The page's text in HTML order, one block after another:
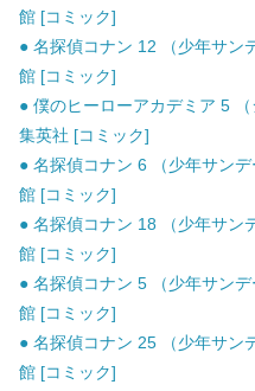
館 [コミック]
● 名探偵コナン 12 （少年サン
館 [コミック]
● 僕のヒーローアカデミア 5
集英社 [コミック]
● 名探偵コナン 6 （少年サン
館 [コミック]
● 名探偵コナン 18 （少年サン
館 [コミック]
● 名探偵コナン 5 （少年サン
館 [コミック]
● 名探偵コナン 25 （少年サン
館 [コミック]